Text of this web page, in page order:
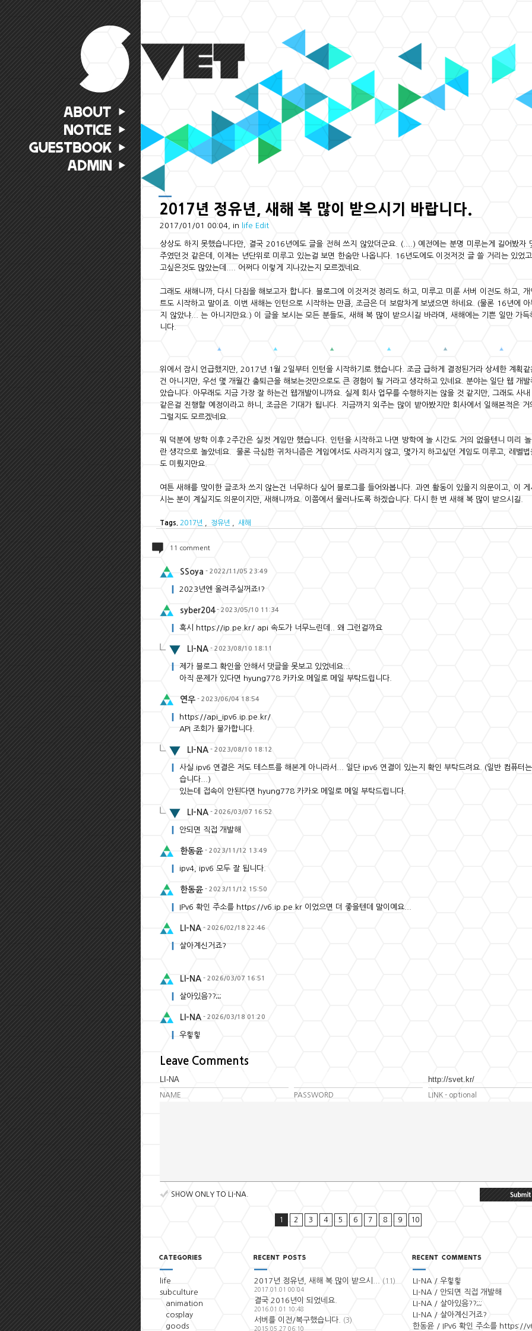
2017년 정유년, 새해 복 많이 받으시기 바랍니다.
2017/01/01 00:04, in life Edit
상상도 하지 못했습니다만, 결국 2016년에도 글을 전혀 쓰지 않았더군요. (....) 예전에는 분명 미루는게 길어봤자
주였던것 같은데, 이제는 년단위로 미루고 있는걸 보면 한숨만 나옵니다. 16년도에도 이것저것 글 쓸 거리는 있었
고싶은것도 많았는데.... 어쩌다 이렇게 지나갔는지 모르겠네요.
그래도 새해니까, 다시 다짐을 해보고자 합니다. 블로그에 이것저것 정리도 하고, 미루고 미룬 서버 이전도 하고, 개
트도 시작하고 말이죠. 이번 새해는 인턴으로 시작하는 만큼, 조금은 더 보람차게 보냈으면 하네요. (물론 16년에 아
지 않았냐... 는 아니지만요.) 이 글을 보시는 모든 분들도, 새해 복 많이 받으시길 바라며, 새해에는 기쁜 일만 가득
니다.
위에서 잠시 언급했지만, 2017년 1월 2일부터 인턴을 시작하기로 했습니다. 조금 급하게 결정된거라 상세한 계획같
건 아니지만, 우선 몇 개월간 출퇴근을 해보는것만으로도 큰 경험이 될 거라고 생각하고 있네요. 분야는 일단 웹 개발
았습니다. 아무래도 지금 가장 잘 하는건 웹개발이니까요. 실제 회사 업무를 수행하지는 않을 것 같지만, 그래도 사내
같은걸 진행할 예정이라고 하니, 조금은 기대가 됩니다. 지금까지 외주는 많이 받아봤지만 회사에서 일해본적은 거
그럴지도 모르겠네요.
뭐 덕분에 방학 이후 2주간은 실컷 게임만 했습니다. 인턴을 시작하고 나면 방학에 놀 시간도 거의 없을텐니 미리
란 생각으로 놀았네요. 물론 극심한 귀차니즘은 게임에서도 사라지지 않고, 몇가지 하고싶던 게임도 미루고, 레벨법
도 미뤘지만요.
여튼 새해를 맞이한 글조차 쓰지 않는건 너무하다 싶어 블로그를 들어와봅니다. 과연 활동이 있을지 의문이고, 이 게
시는 분이 계실지도 의문이지만, 새해니까요. 이쯤에서 물러나도록 하겠습니다. 다시 한 번 새해 복 많이 받으시길.
Tags. 2017년 정유년 새해
11 comment
SSoya - 2022/11/05 23:49
2023년엔 올려주실꺼죠!?
syber204- 2023/05/10 11:34
혹시 https://ip.pe.kr/ api 속도가 너무느린데.. 왜 그런걸까요
LI-NA - 2023/08/10 18:11
제가 블로그 확인을 안해서 댓글을 못보고 있었네요...
아직 문제가 있다면 hyung778 카카오 메일로 메일 부탁드립니다.
연우 - 2023/06/04 18:54
https://api_ipv6.ip.pe.kr/
API 조회가 불가합니다.
LI-NA - 2023/08/10 18:12
사실 ipv6 연결은 저도 테스트를 해본게 아니라서... 일단 ipv6 연결이 있는지 확인 부탁드려요. (일반 컴퓨터
습니다...)
있는데 접속이 안된다면 hyung778 카카오 메일로 메일 부탁드립니다.
LI-NA - 2026/03/07 16:52
안되면 직접 개발해
한동윤 - 2023/11/12 13:49
ipv4, ipv6 모두 잘 됩니다.
한동윤 - 2023/11/12 15:50
IPv6 확인 주소를 https://v6.ip.pe.kr 이었으면 더 좋을텐데 말이예요...
LI-NA - 2026/02/18 22:46
살아계신거죠?
LI-NA - 2026/03/07 16:51
살아있음??;;;
LI-NA - 2026/03/18 01:20
우힣힣
Leave Comments
NAME PASSWORD LINK - optional
SHOW ONLY TO LI-NA.
1 2 3 4 5 6 7 8 9 10
life
subculture
animation
cosplay
goods
2017년 정유년, 새해 복 많이 받으시... (11)
2017.01.01 00:04
결국 2016년이 되었네요.
2016.01.01 10:48
서버를 이전/복구했습니다. (3)
2015.05.27 06:10
LI-NA / 우힣힣
LI-NA / 안되면 직접 개발해
LI-NA / 살아있음??;;;
LI-NA / 살아계신거죠?
한동윤 / IPv6 확인 주소를 https://